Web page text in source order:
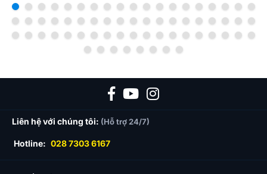
Liên hệ với chúng tôi: (Hỗ trợ 24/7)
Hotline: 028 7303 6167